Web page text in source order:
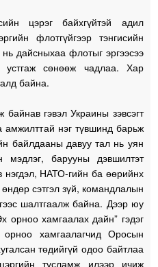
цэрэг байхгүйтэй адил
флотгүйгээр тэнгисийн
дайсныхаа флотыг эргээсээ
устгаж сөнөөж чадлаа. Хар
байна.
гэвэл Украины зэвсэгт
амжилттай нэг түвшинд барьж
байлдааны давуу тал нь уян
мэдлэг, барууны дэвшилтэт
нэгдэл, НАТО-гийн ба өөрийнх
сэтгэл зүй, командлалын
шалтгаалж байна. Дээр юу
орноо хамгаалах дайн” гэдэг
хамгаалагчид Оросын
төдийгүй одоо байтлаа
тусламж илээр ичиж